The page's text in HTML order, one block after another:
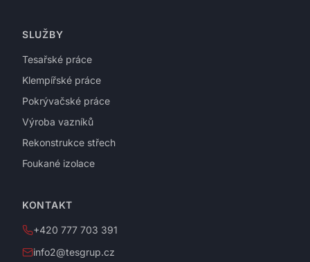
SLUŽBY
Tesařské práce
Klempířské práce
Pokrývačské práce
Výroba vazníků
Rekonstrukce střech
Foukané izolace
KONTAKT
+420 777 703 391
info2@tesgrup.cz